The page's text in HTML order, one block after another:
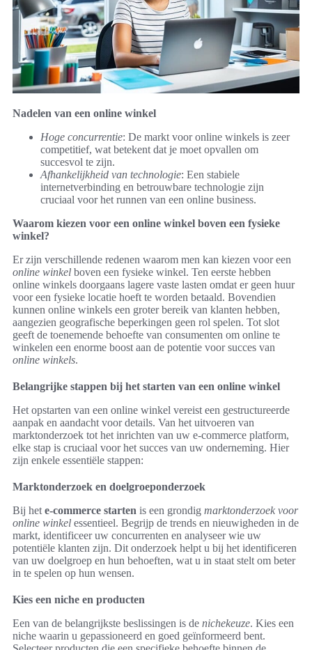
Nadelen van een online winkel
Hoge concurrentie: De markt voor online winkels is zeer
competitief, wat betekent dat je moet opvallen om
succesvol te zijn.
Afhankelijkheid van technologie: Een stabiele
internetverbinding en betrouwbare technologie zijn
cruciaal voor het runnen van een online business.
Waarom kiezen voor een online winkel boven een fysieke
winkel?
Er zijn verschillende redenen waarom men kan kiezen voor een
online winkel boven een fysieke winkel. Ten eerste hebben
online winkels doorgaans lagere vaste lasten omdat er geen huur
voor een fysieke locatie hoeft te worden betaald. Bovendien
kunnen online winkels een groter bereik van klanten hebben,
aangezien geografische beperkingen geen rol spelen. Tot slot
geeft de toenemende behoefte van consumenten om online te
winkelen een enorme boost aan de potentie voor succes van
online winkels.
Belangrijke stappen bij het starten van een online winkel
Het opstarten van een online winkel vereist een gestructureerde
aanpak en aandacht voor details. Van het uitvoeren van
marktonderzoek tot het inrichten van uw e-commerce platform,
elke stap is cruciaal voor het succes van uw onderneming. Hier
zijn enkele essentiële stappen:
Marktonderzoek en doelgroeponderzoek
Bij het e-commerce starten is een grondig marktonderzoek voor
online winkel essentieel. Begrijp de trends en nieuwigheden in de
markt, identificeer uw concurrenten en analyseer wie uw
potentiële klanten zijn. Dit onderzoek helpt u bij het identificeren
van uw doelgroep en hun behoeften, wat u in staat stelt om beter
in te spelen op hun wensen.
Kies een niche en producten
Een van de belangrijkste beslissingen is de nichekeuze. Kies een
niche waarin u gepassioneerd en goed geïnformeerd bent.